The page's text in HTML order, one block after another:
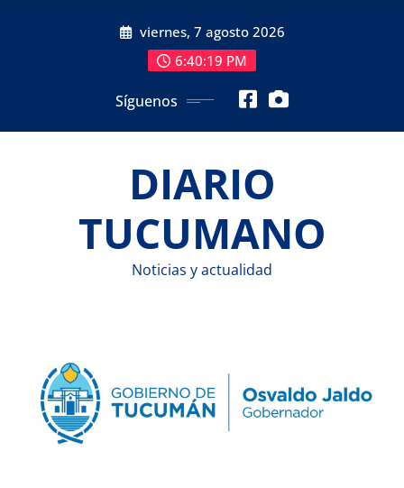
viernes, 7 agosto 2026
6:40:20 PM
Síguenos
DIARIO
TUCUMANO
Noticias y actualidad